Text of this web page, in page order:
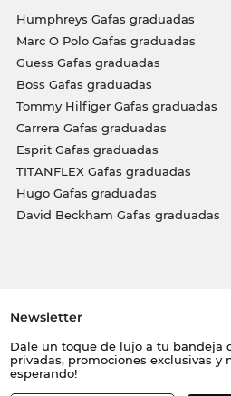
Humphreys Gafas graduadas
Marc O Polo Gafas graduadas
Guess Gafas graduadas
Boss Gafas graduadas
Tommy Hilfiger Gafas graduadas
Carrera Gafas graduadas
Esprit Gafas graduadas
TITANFLEX Gafas graduadas
Hugo Gafas graduadas
David Beckham Gafas graduadas
Newsletter
Dale un toque de lujo a tu bandeja
privadas, promociones exclusivas y
esperando!